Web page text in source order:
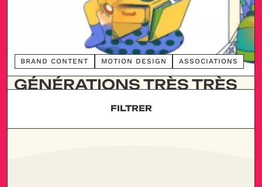
DÉCOUVRIR ASSOCIATIONS
MOTION DESIGN
BRAND CONTENT
GÉNÉRATIONS TRÈS TRÈS
FILTRER